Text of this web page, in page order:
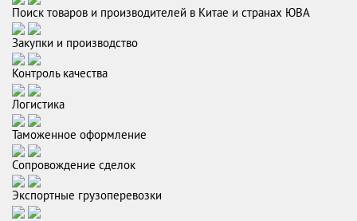
Поиск товаров и производителей в Китае и странах ЮВА
Закупки и производство
Контроль качества
Логистика
Таможенное оформление
Сопровождение сделок
Экспортные грузоперевозки